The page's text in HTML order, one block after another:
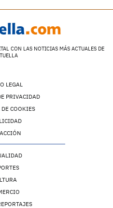
CON LAS NOTICIAS MÁS ACTUALES DE
LEGAL
PRIVACIDAD
COOKIES